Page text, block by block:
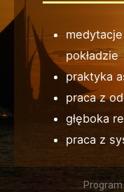
pokładzie
praktyka
praca z
głęboka
praca z